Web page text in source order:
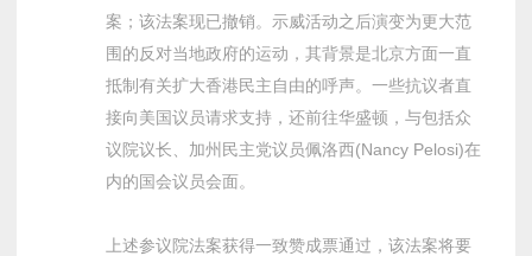
案；该法案现已撤销。示威活动之后演变为更大范
围的反对当地政府的运动，其背景是北京方面一直
抵制有关扩大香港民主自由的呼声。一些抗议者直
接向美国议员请求支持，还前往华盛顿，与包括众
议院议长、加州民主党议员佩洛西(Nancy Pelosi)在
内的国会议员会面。
上述参议院法案获得一致赞成票通过，该法案将要